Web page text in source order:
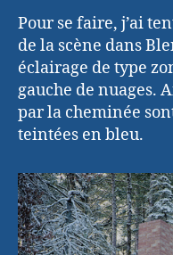
Pour se faire, j’ai
de la scène dans
éclairage de type
gauche de nuages.
par la cheminée
teintées en bleu.